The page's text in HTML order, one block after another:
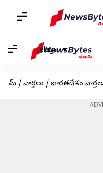
Telugu
హోమ్ / వార్తలు / భారతదేశం